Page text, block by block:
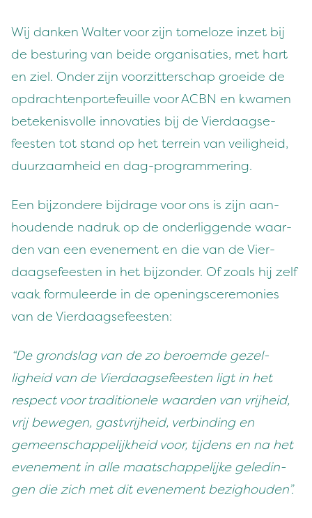
Wij danken Wal­ter voor zijn tomeloze inzet bij
de bes­tur­ing van bei­de organ­isaties, met hart
en ziel. Onder zijn voorzit­ter­schap groei­de de
opdracht­en­porte­feuille voorACBN en kwa­men
betekenisvolle inno­vaties bij de Vier­daagse­
feesten tot stand op het ter­rein van vei­ligheid,
duurza­amheid en dag-programmering.
Een bij­zon­dere bij­drage voor ons is zijn aan­
houdende nadruk op de onderliggende waar­
den van een even­e­ment en die van de Vier­
daagse­feesten in het bij­zon­der. Of zoals hij zelf
vaak for­muleerde in de open­ingscer­e­monies
van de Vierdaagsefeesten:
“De grond­slag van de zo beroemde gezel­
ligheid van de Vier­daagse­feesten ligt in het
respect voor tra­di­tionele waar­den van vri­jheid,
vrij bewe­gen, gastvri­jheid, verbind­ing en
gemeen­schap­pelijkheid voor, tij­dens en na het
even­e­ment in alle maatschap­pelijke geledin­
gen die zich met dit even­e­ment bezighouden”.